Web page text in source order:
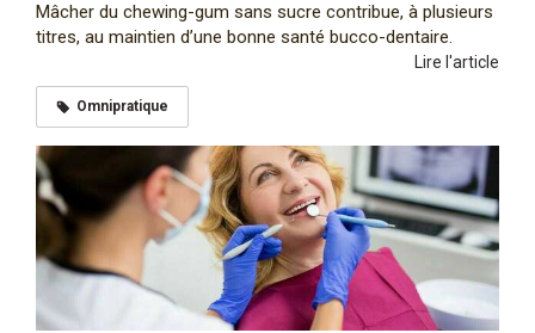
Mâcher du chewing-gum sans sucre contribue, à plusieurs
titres, au maintien d’une bonne santé bucco-dentaire.
Lire l'article
Omnipratique